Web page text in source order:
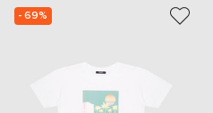
- 69%